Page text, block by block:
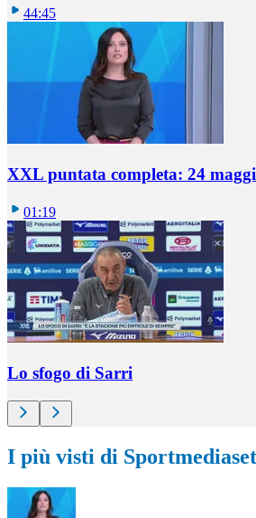
44:45
XXL puntata completa: 24
01:19
Lo sfogo di Sarri
I più visti di